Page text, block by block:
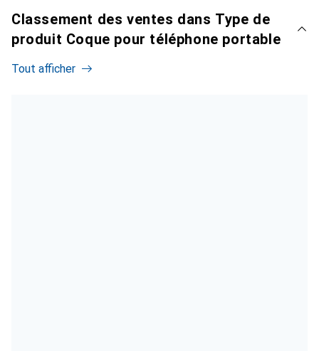
Classement des ventes dans Type de
produit Coque pour téléphone portable
Tout afficher